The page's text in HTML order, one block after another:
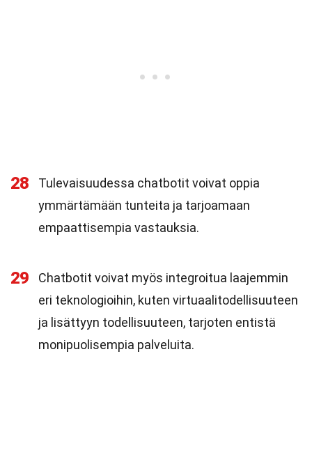
28
Tulevaisuudessa chatbotit voivat oppia
ymmärtämään tunteita ja tarjoamaan
empaattisempia vastauksia.
29
Chatbotit voivat myös integroitua laajemmin
eri teknologioihin, kuten virtuaalitodellisuuteen
ja lisättyyn todellisuuteen, tarjoten entistä
monipuolisempia palveluita.